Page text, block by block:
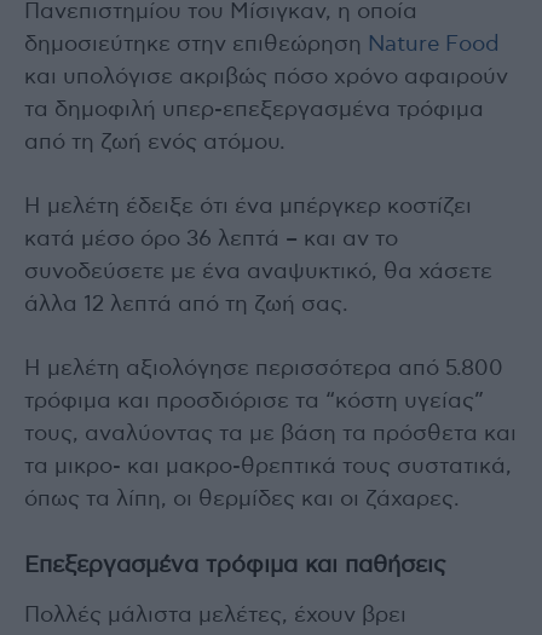
Πανεπιστημίου του Μίσιγκαν, η οποία
δημοσιεύτηκε στην επιθεώρηση Nature Food
και υπολόγισε ακριβώς πόσο χρόνο αφαιρούν
τα δημοφιλή υπερ-επεξεργασμένα τρόφιμα
από τη ζωή ενός ατόμου.
Η μελέτη έδειξε ότι ένα μπέργκερ κοστίζει
κατά μέσο όρο 36 λεπτά – και αν το
συνοδεύσετε με ένα αναψυκτικό, θα χάσετε
άλλα 12 λεπτά από τη ζωή σας.
Η μελέτη αξιολόγησε περισσότερα από 5.800
τρόφιμα και προσδιόρισε τα “κόστη υγείας”
τους, αναλύοντας τα με βάση τα πρόσθετα και
τα μικρο- και μακρο-θρεπτικά τους συστατικά,
όπως τα λίπη, οι θερμίδες και οι ζάχαρες.
Επεξεργασμένα τρόφιμα και παθήσεις
Πολλές μάλιστα μελέτες, έχουν βρει